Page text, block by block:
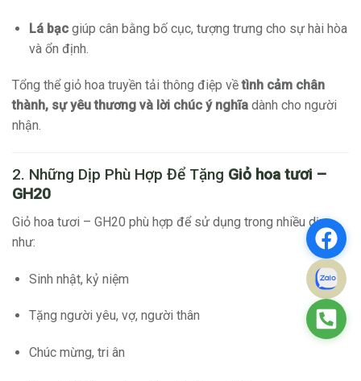
Lá bạcgiúp cân bằng bố cục, tượng trưng cho sự hài hòa
và ổn định.
Tổng thể giỏ hoa truyền tải thông điệp vềtình cảm chân
thành, sự yêu thương và lời chúc ý nghĩa dành cho người
nhận.
2. Những Dịp Phù Hợp Để Tặng Giỏ hoa tươi –
GH20
Giỏ hoa tươi – GH20 phù hợp để sử dụng trong nhiều dịp
như:
Sinh nhật, kỷ niệm
Tặng người yêu, vợ, người thân
Chúc mừng, tri ân